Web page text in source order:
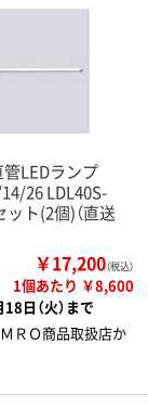
LEDランプ
14/26 LDL40S-
ト(2個)（直送
￥17,200（税込）
1個あたり ￥8,600
日（火）まで
ＭＲＯ商品取扱店か